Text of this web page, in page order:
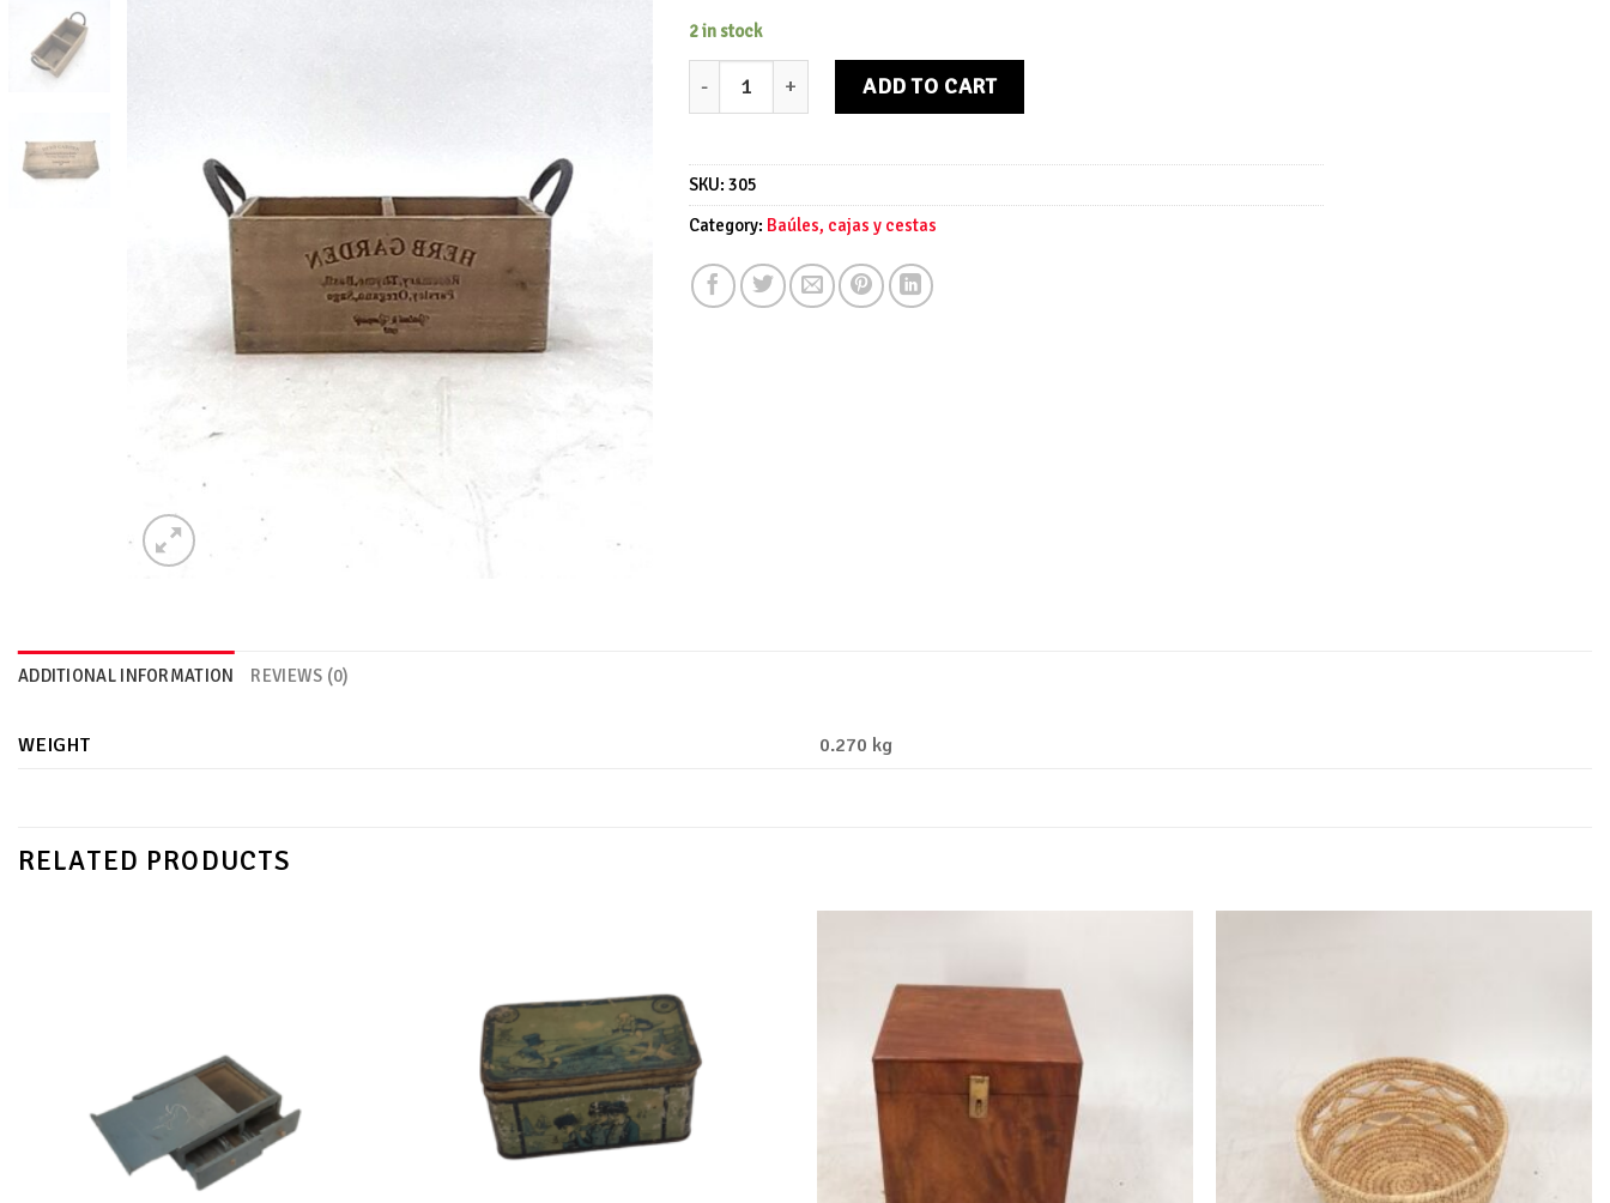
2 in stock
Caja de madera Herb Garden quantity
ADD TO CART
SKU: 305
Category: Baúles, cajas y cestas
ADDITIONAL INFORMATION REVIEWS (0)
WEIGHT 0.270 kg
RELATED PRODUCTS